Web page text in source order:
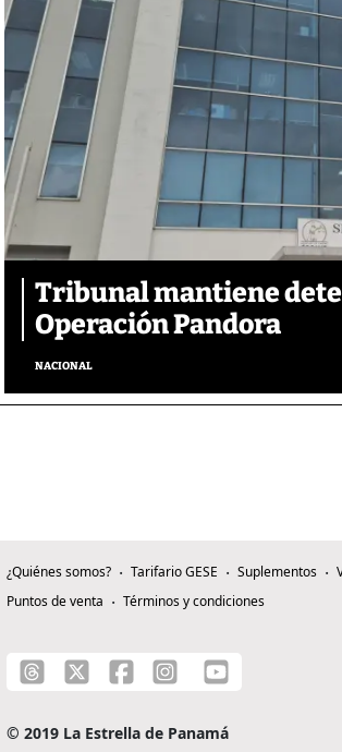
Tribunal mantiene
Operación Pandora
NACIONAL
¿Quiénes somos? Tarifario GESE Suplementos
Puntos de venta
Términos y condiciones
© 2019 La Estrella de Panamá